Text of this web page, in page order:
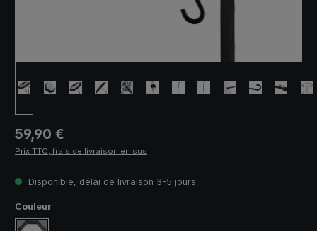
Prix régulier :
59,90 €
Prix TTC, frais de livraison en sus
Disponible, délai de livraison 3-5 jours
Sélectionnez
Couleur